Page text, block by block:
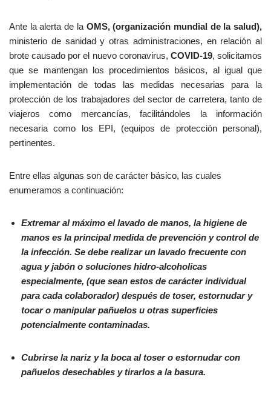
Ante la alerta de la OMS, (organización mundial de la salud),
ministerio de sanidad y otras administraciones, en relación al
brote causado por el nuevo coronavirus, COVID-19, solicitamos
que se mantengan los procedimientos básicos, al igual que
implementación de todas las medidas necesarias para la
protección de los trabajadores del sector de carretera, tanto de
viajeros como mercancías, facilitándoles la información
necesaria como los EPI, (equipos de protección personal),
pertinentes.
Entre ellas algunas son de carácter básico, las cuales
enumeramos a continuación:
Extremar al máximo el lavado de manos, la higiene de
manos es la principal medida de prevención y control de
la infección. Se debe realizar un lavado frecuente con
agua y jabón o soluciones hidro-alcoholicas
especialmente, (que sean estos de carácter individual
para cada colaborador) después de toser, estornudar y
tocar o manipular pañuelos u otras superficies
potencialmente contaminadas.
Cubrirse la nariz y la boca al toser o estornudar con
pañuelos desechables y tirarlos a la basura.